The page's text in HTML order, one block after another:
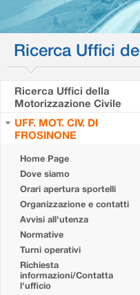
Ricerca Uffici
Ricerca Uffici della
Motorizzazione Civile
UFF. MOT. CIV. DI
FROSINONE
Home Page
Dove siamo
Orari apertura sportelli
Organizzazione e contatti
Avvisi all'utenza
Normative
Turni operativi
Richiesta
informazioni/Contatta
l'ufficio